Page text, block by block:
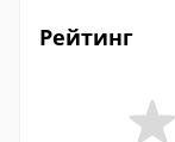
Рейтинг